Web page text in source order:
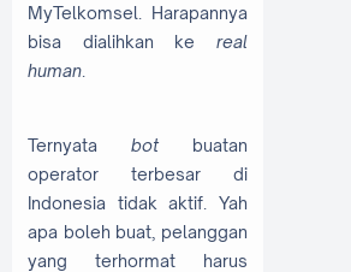
MyTelkomsel. Harapannya
bisa dialihkan ke real
human
Ternyata bot buatan
operator terbesar di
Indonesia tidak aktif. Yah
apa boleh buat, pelanggan
yang terhormat harus